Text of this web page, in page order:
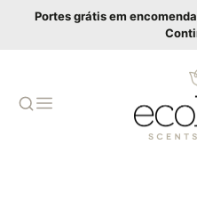
Portes grátis em